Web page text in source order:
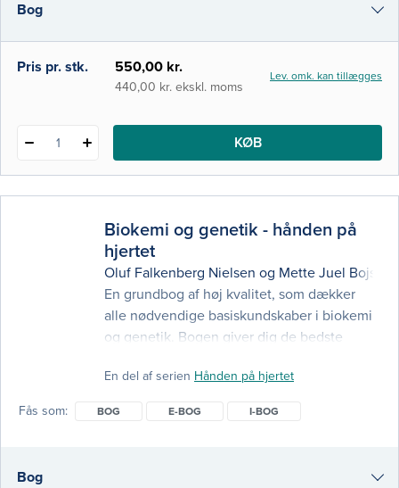
farmaceut, fysioterapeut, jordemoder og
radiograf.
Bog
e-bog
Pris pr. stk. 550,00 kr.
440,00 kr. ekskl. moms
Lev. omk. kan tillægges
1 KØB
Biokemi og genetik - hånden på
hjertet
Oluf Falkenberg Nielsen og Mette Juel
En grundbog af høj kvalitet, som dækker
alle nødvendige basiskundskaber i biokemi
og genetik. Bogen giver dig de bedste
på studiet og i klinisk praksis. Med denne
En del af serien Hånden på hjertet
Fås som BOG E-BOG I-BOG
Bog